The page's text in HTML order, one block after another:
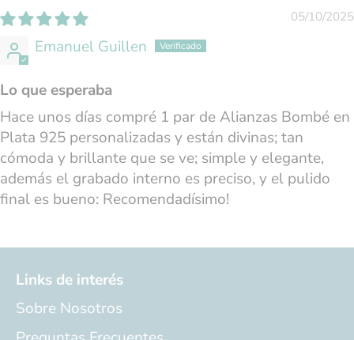
05/10/2025
Emanuel Guillen
Lo que esperaba
Hace unos días compré 1 par de Alianzas Bombé en
Plata 925 personalizadas y están divinas; tan
cómoda y brillante que se ve; simple y elegante,
además el grabado interno es preciso, y el pulido
final es bueno: Recomendadísimo!
Links de interés
Sobre Nosotros